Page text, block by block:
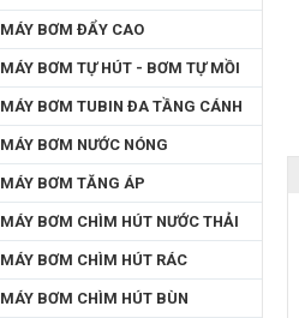
MÁY BƠM ĐẨY CAO
MÁY BƠM TỰ HÚT - BƠM TỰ MỒI
MÁY BƠM TUBIN ĐA TẦNG CÁNH
MÁY BƠM NƯỚC NÓNG
MÁY BƠM TĂNG ÁP
MÁY BƠM CHÌM HÚT NƯỚC THẢI
MÁY BƠM CHÌM HÚT RÁC
MÁY BƠM CHÌM HÚT BÙN